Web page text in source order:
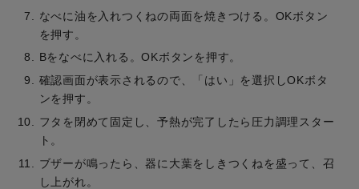
なべに油を入れつくねの両面を焼きつける。OKボタン
を押す。
Bをなべに入れる。OKボタンを押す。
確認画面が表示されるので、「はい」を選択しOKボタ
ンを押す。
フタを閉めて固定し、予熱が完了したら圧力調理スター
ト。
ブザーが鳴ったら、器に大葉をしきつくねを盛って、召
し上がれ。